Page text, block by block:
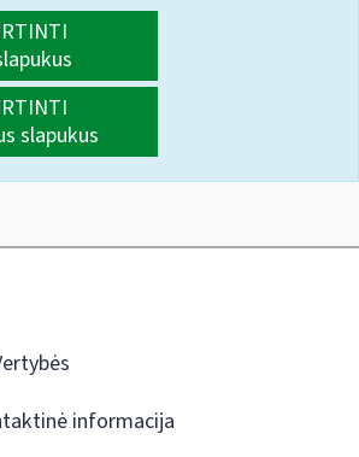
slapukus
informacija